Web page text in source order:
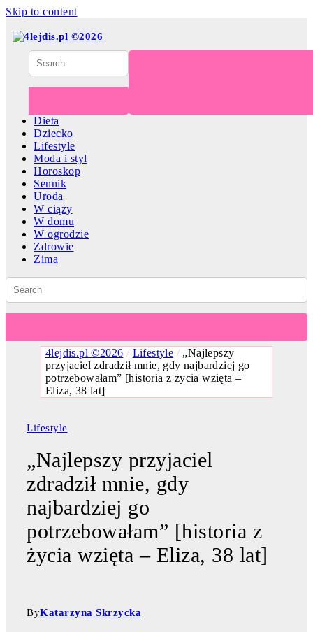
Skip to content
Dieta
Dziecko
Lifestyle
Moda i styl
Horoskop
Sennik
Uroda
W ciąży
W domu
W ogrodzie
Zdrowie
Zima
4lejdis.pl ©2026 / Lifestyle / „Najlepszy
przyjaciel zdradził mnie, gdy najbardziej go
potrzebowałam” [historia z życia wzięta –
Eliza, 38 lat]
Lifestyle
„Najlepszy przyjaciel
zdradził mnie, gdy
najbardziej go
potrzebowałam” [historia z
życia wzięta – Eliza, 38 lat]
ByKatarzyna Skrzycka